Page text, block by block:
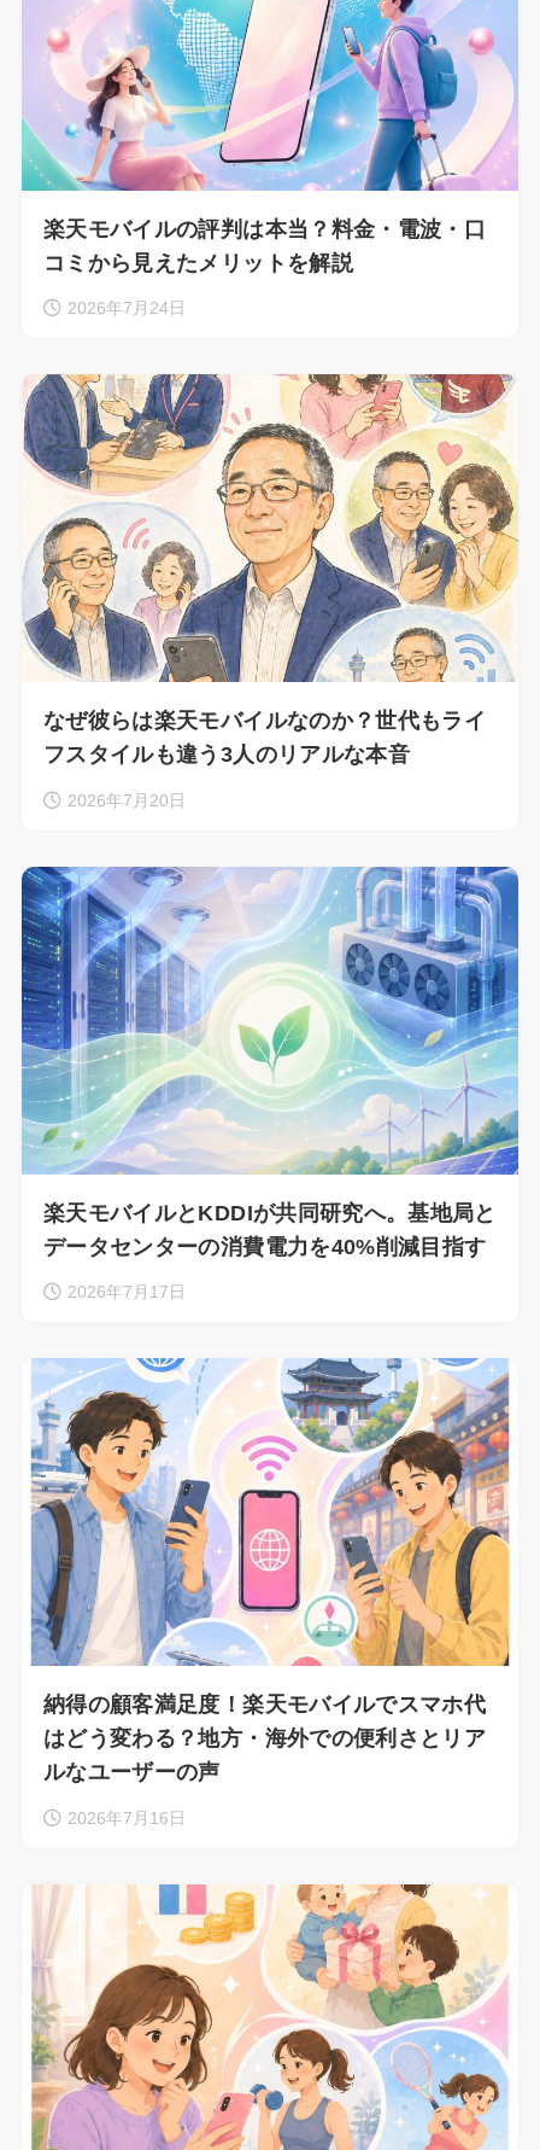
楽天モバイルの評判は本当？料金・電波・口
コミから見えたメリットを解説
2026年7月24日
なぜ彼らは楽天モバイルなのか？世代もライ
フスタイルも違う3人のリアルな本音
2026年7月20日
楽天モバイルとKDDIが共同研究へ。基地局と
データセンターの消費電力を40%削減目指す
2026年7月17日
納得の顧客満足度！楽天モバイルでスマホ代
はどう変わる？地方・海外での便利さとリア
ルなユーザーの声
2026年7月16日